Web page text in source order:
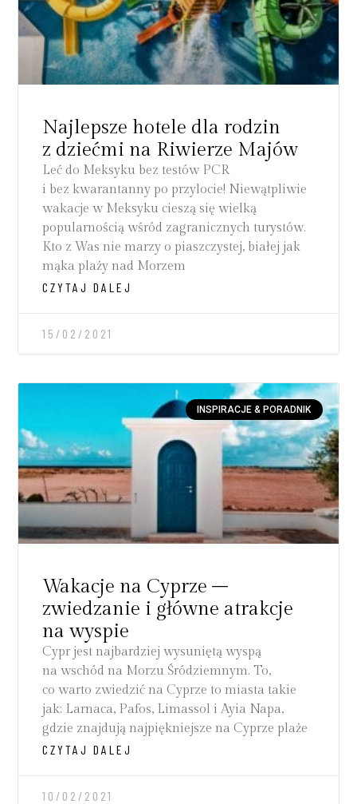
Najlepsze hotele dla rodzin
z dziećmi na Riwierze Majów
Leć do Meksyku bez testów PCR
i bez kwarantanny po przylocie! Niewątpliwie
wakacje w Meksyku cieszą się wielką
popularnością wśród zagranicznych turystów.
Kto z Was nie marzy o piaszczystej, białej jak
mąka plaży nad Morzem
CZYTAJ DALEJ
15/02/2021
INSPIRACJE & PORADNIK
Wakacje na Cyprze –
zwiedzanie i główne atrakcje
na wyspie
Cypr jest najbardziej wysuniętą wyspą
na wschód na Morzu Śródziemnym. To,
co warto zwiedzić na Cyprze to miasta takie
jak: Larnaca, Pafos, Limassol i Ayia Napa,
gdzie znajdują najpiękniejsze na Cyprze plaże
CZYTAJ DALEJ
10/02/2021